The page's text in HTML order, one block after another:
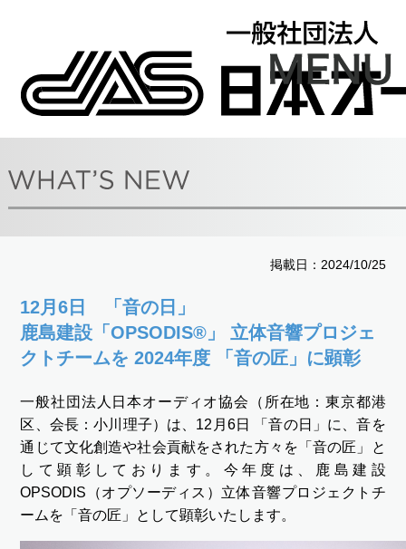
掲載日：2024/10/25
12月6日 「音の日」
鹿島建設「OPSODIS®」 立体音響プロジェ
クトチームを 2024年度 「音の匠」に顕彰
一般社団法人日本オーディオ協会（所在地：東京都港
区、会長：小川理子）は、12月6日 「音の日」に、音を
通じて文化創造や社会貢献をされた方々を「音の匠」と
して顕彰しております。今年度は、鹿島建設
OPSODIS（オプソーディス）立体音響プロジェクトチ
ームを「音の匠」として顕彰いたします。